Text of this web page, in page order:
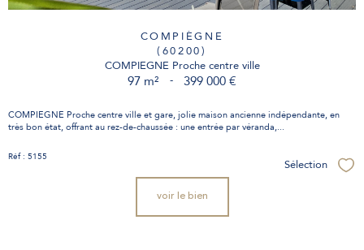
COMPIÈGNE
(60200)
COMPIEGNE Proche centre ville
97 m² - 399 000 €
COMPIEGNE Proche centre ville et gare, jolie maison ancienne indépendante, en
très bon état, offrant au rez-de-chaussée : une entrée par véranda,...
Réf : 5155
Sélection
voir le bien